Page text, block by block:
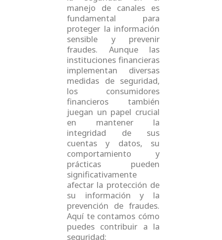
manejo de canales es
fundamental para
proteger la información
sensible y prevenir
fraudes. Aunque las
instituciones financieras
implementan diversas
medidas de seguridad,
los consumidores
financieros también
juegan un papel crucial
en mantener la
integridad de sus
cuentas y datos, su
comportamiento y
prácticas pueden
significativamente
afectar la protección de
su información y la
prevención de fraudes.
Aquí te contamos cómo
puedes contribuir a la
seguridad: